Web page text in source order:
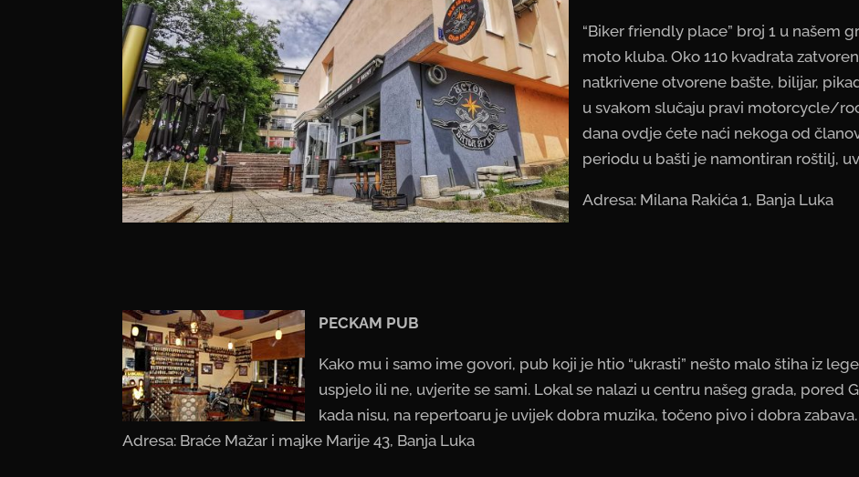
“Biker friendly place” broj 1 u našem
moto kluba. Oko 110 kvadrata
natkrivene otvorene bašte, bilijar,
u svakom slučaju pravi motorcycle/
dana ovdje ćete naći nekoga od
periodu u bašti je namontiran roštilj,
Adresa: Milana Rakića 1, Banja Luka
PECKAM PUB
Kako mu i samo ime govori, pub koji je htio “ukrasti” nešto malo štiha iz
uspjelo ili ne, uvjerite se sami. Lokal se nalazi u centru našeg grada, pored
kada nisu, na repertoaru je uvijek dobra muzika, točeno pivo i dobra zabava.
Adresa: Braće Mažar i majke Marije 43, Banja Luka